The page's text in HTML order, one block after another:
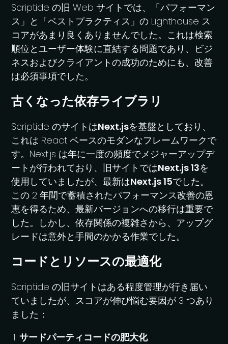
Scriptide の旧 Web サイトでは、「パフォーマン
ス」と「ベストプラクティス」の Lighthouse ス
コアがあまり良くありませんでした。これは検索
順位とユーザー体験に直結する問題であり、ビジ
ネスおよびクライアントの成功のためにも、改善
は必須事項でした。
古くなった依存ライブラリ
Scriptide のサイトはNext.jsを基盤としており、
これは React ベースのモダンなフレームワークで
す。Next.js は年に一度の頻度でメジャーアップデ
ートが行われており、旧サイトではNext.js 13を
使用していましたが、最新はNext.js 15でした。
この 2 年間で蓄積されたパフォーマンス改善の恩
恵を得るため、最新バージョンへの移行は重要で
した。しかし、依存関係の複雑さから、アップグ
レードは意外と手間のかかる作業でした。
コードとリソースの最適化
Scriptide の旧サイトはある程度管理が行き届い
ていましたが、スコアが伸び悩む要因が 3 つあり
ました：
サードパーティコードの肥大化